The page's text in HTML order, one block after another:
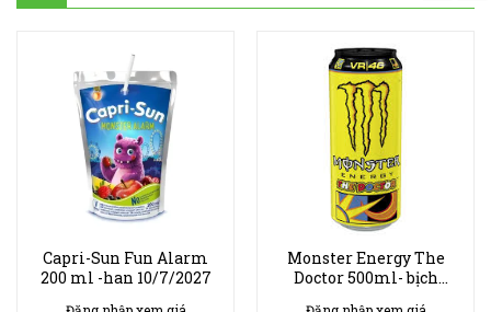
Capri-Sun Fun Alarm
200 ml -han 10/7/2027
Monster Energy The
Doctor 500ml- bịch